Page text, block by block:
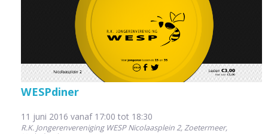
WESPdiner
11 juni 2016 vanaf 17:00 tot 18:30
R.K. Jongerenvereniging WESPNicolaasplein 2, Zoetermeer,